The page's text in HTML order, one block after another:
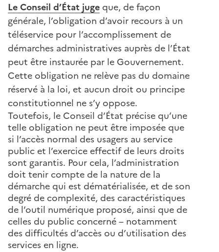
Le Conseil d’État juge que, de façon
générale, l’obligation d’avoir recours à un
téléservice pour l’accomplissement de
démarches administratives auprès de l’État
peut être instaurée par le Gouvernement.
Cette obligation ne relève pas du domaine
réservé à la loi, et aucun droit ou principe
constitutionnel ne s’y oppose.
Toutefois, le Conseil d’État précise qu’une
telle obligation ne peut être imposée que
si l’accès normal des usagers au service
public et l’exercice effectif de leurs droits
sont garantis. Pour cela, l’administration
doit tenir compte de la nature de la
démarche qui est dématérialisée, et de son
degré de complexité, des caractéristiques
de l’outil numérique proposé, ainsi que de
celles du public concerné – notamment
des difficultés d’accès ou d’utilisation des
services en ligne.